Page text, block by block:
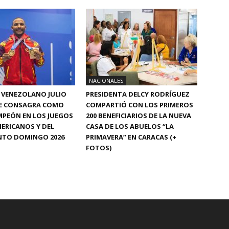
JULIO
CONSAGRA COMO
EN LOS JUEGOS
Y DEL
DOMINGO 2026
NACIONALES
PRESIDENTA DELCY RODRÍGUEZ
COMPARTIÓ CON LOS PRIMEROS
200 BENEFICIARIOS DE LA NUEVA
CASA DE LOS ABUELOS “LA
PRIMAVERA” EN CARACAS (+
FOTOS)